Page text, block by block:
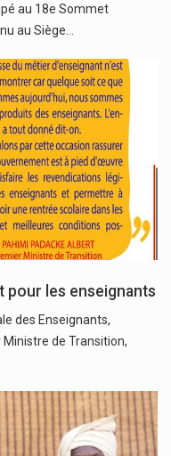
au 18e Sommet
au Siège…
pour les enseignants
des Enseignants,
de Transition,